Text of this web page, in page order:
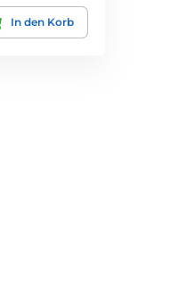
sind die
In den Korb